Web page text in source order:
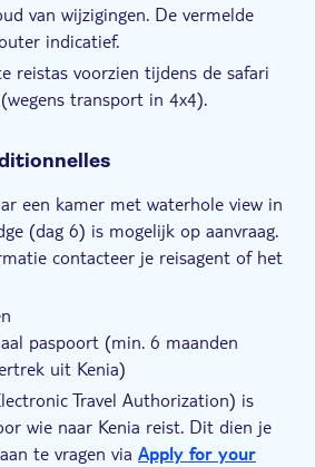
van wijzigingen. De vermelde
indicatief.
reistas voorzien tijdens de safari
transport in 4x4).
een kamer met waterhole view in
(dag 6) is mogelijk op aanvraag.
contacteer je reisagent of het
paspoort (min. 6 maanden
uit Kenia)
Travel Authorization) is
wie naar Kenia reist. Dit dien je
te vragen via Apply for your